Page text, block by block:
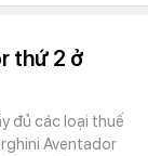
thứ 2 ở
đủ các loại thuế
Aventador